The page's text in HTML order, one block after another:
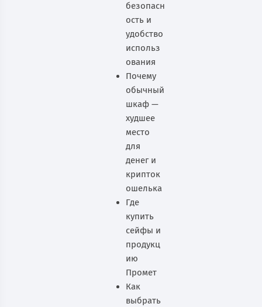
безопасн
ость и
удобство
использ
ования
Почему
обычный
шкаф —
худшее
место
для
денег и
крипток
ошелька
Где
купить
сейфы и
продукц
ию
Промет
Как
выбрать